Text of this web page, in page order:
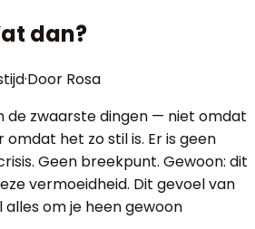
dan?
·Door Rosa
de zwaarste dingen — niet omdat
omdat het zo stil is. Er is geen
Geen breekpunt. Gewoon: dit
vermoeidheid. Dit gevoel van
om je heen gewoon